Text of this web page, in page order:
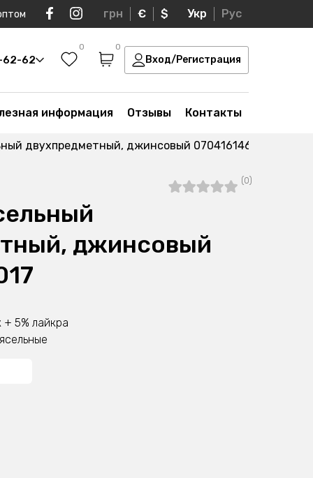
грн € $ Укр Рус
62-62
0 0
Вход/Регистрация
информация Отзывы Контакты
двухпредметный, джинсовый 070416146-017
(0)
джинсовый
+ 5% лайкра